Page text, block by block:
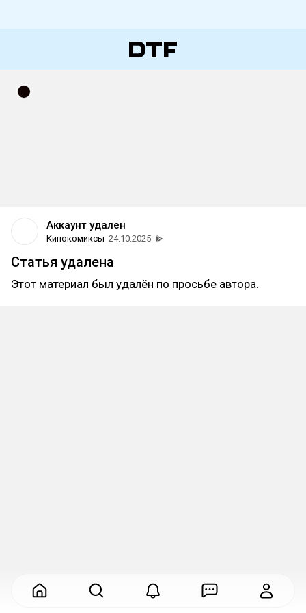
Аккаунт удален
Кинокомиксы 24.10.2025
Статья удалена
Этот материал был удалён по просьбе автора.